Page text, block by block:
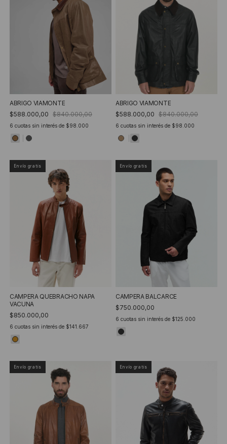
ABRIGO VIAMONTE
$588.000,00 $840.000,00
6 cuotas sin interés de $98.000
ABRIGO VIAMONTE
$588.000,00 $840.000,00
6 cuotas sin interés de $98.000
Envío gratis
CAMPERA QUEBRACHO NAPA
VACUNA
$850.000,00
6 cuotas sin interés de $141.667
Envío gratis
CAMPERA BALCARCE
$750.000,00
6 cuotas sin interés de $125.000
Envío gratis Envío gratis